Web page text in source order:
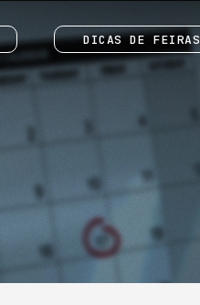
DICAS DE FEIRAS